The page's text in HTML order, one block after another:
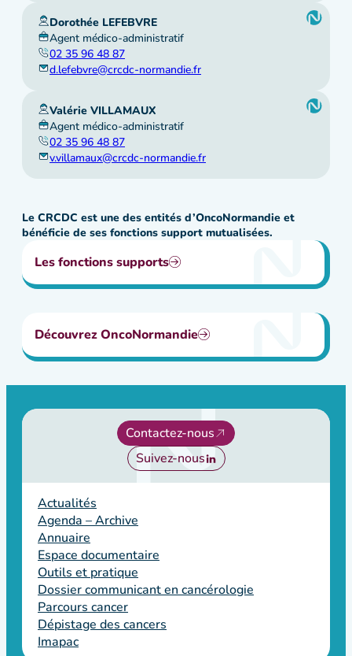
Dorothée LEFEBVRE
Agent médico-administratif
02 35 96 48 87
d.lefebvre@crcdc-normandie.fr
Valérie VILLAMAUX
Agent médico-administratif
02 35 96 48 87
v.villamaux@crcdc-normandie.fr
Le CRCDC est une des entités d’OncoNormandie et
bénéficie de ses fonctions support mutualisées.
Les fonctions supports
Découvrez OncoNormandie
Contactez-nous
Suivez-nous
Actualités
Agenda – Archive
Annuaire
Espace documentaire
Outils et pratique
Dossier communicant en cancérologie
Parcours cancer
Dépistage des cancers
Imapac